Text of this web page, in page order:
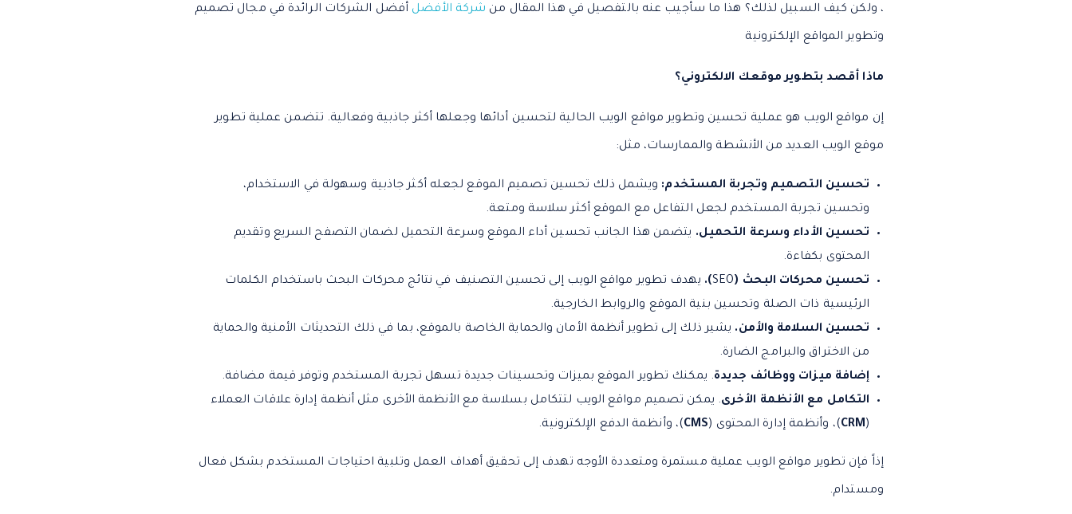
، ولكن كيف السبيل لذلك؟ هذا ما سأجيب عنه بالتفصيل في هذا المقال من شركة الأفضل أفضل الشركات الرائدة في مجال تصميم
وتطوير المواقع الإلكترونية
ماذا أقصد بتطوير موقعك الالكتروني؟
إن مواقع الويب هو عملية تحسين وتطوير مواقع الويب الحالية لتحسين أدائها وجعلها أكثر جاذبية وفعالية. تتضمن عملية تطوير
موقع الويب العديد من الأنشطة والممارسات، مثل:
تحسين التصميم وتجربة المستخدم: ويشمل ذلك تحسين تصميم الموقع لجعله أكثر جاذبية وسهولة في الاستخدام،
وتحسين تجربة المستخدم لجعل التفاعل مع الموقع أكثر سلاسة ومتعة.
تحسين الأداء وسرعة التحميل. يتضمن هذا الجانب تحسين أداء الموقع وسرعة التحميل لضمان التصفح السريع وتقديم
المحتوى بكفاءة.
تحسين محركات البحث (SEO
). يهدف تطوير مواقع الويب إلى تحسين التصنيف في نتائج محركات البحث باستخدام الكلمات
الرئيسية ذات الصلة وتحسين بنية الموقع والروابط الخارجية.
تحسين السلامة والأمن. يشير ذلك إلى تطوير أنظمة الأمان والحماية الخاصة بالموقع، بما في ذلك التحديثات الأمنية والحماية
من الاختراق والبرامج الضارة.
إضافة ميزات ووظائف جديدة. يمكنك تطوير الموقع بميزات وتحسينات جديدة تسهل تجربة المستخدم وتوفر قيمة مضافة.
التكامل مع الأنظمة الأخرى. يمكن تصميم مواقع الويب لتتكامل بسلاسة مع الأنظمة الأخرى مثل أنظمة إدارة علاقات العملاء
(
CRM)، وأنظمة إدارة المحتوى (CMS)، وأنظمة الدفع الإلكترونية.
إذاً فإن تطوير مواقع الويب عملية مستمرة ومتعددة الأوجه تهدف إلى تحقيق أهداف العمل وتلبية احتياجات المستخدم بشكل فعال
ومستدام.